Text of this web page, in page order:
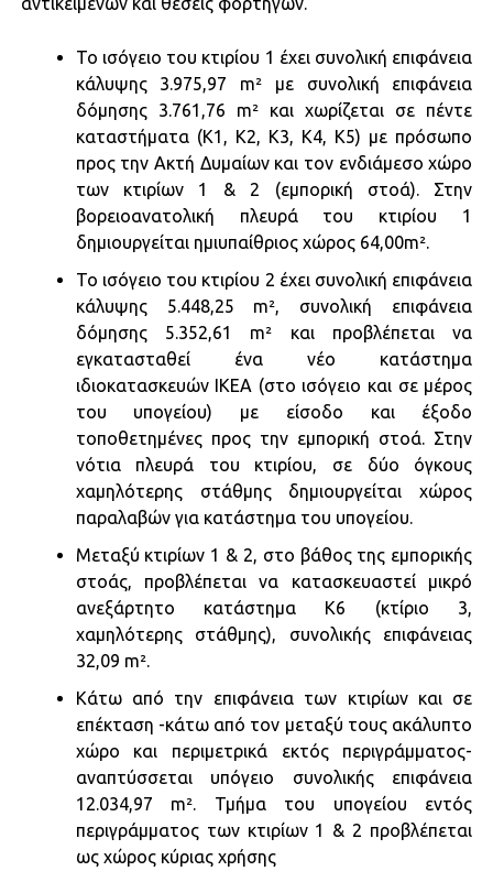
Το ισόγειο του κτιρίου 1 έχει συνολική επιφάνεια
κάλυψης 3.975,97 m² με συνολική επιφάνεια
δόμησης 3.761,76 m² και χωρίζεται σε πέντε
καταστήματα (Κ1, Κ2, Κ3, Κ4, Κ5) με πρόσωπο
προς την Ακτή Δυμαίων και τον ενδιάμεσο χώρο
των κτιρίων 1 & 2 (εμπορική στοά). Στην
βορειοανατολική πλευρά του κτιρίου 1
δημιουργείται ημιυπαίθριος χώρος 64,00m².
Το ισόγειο του κτιρίου 2 έχει συνολική επιφάνεια
κάλυψης 5.448,25 m², συνολική επιφάνεια
δόμησης 5.352,61 m² και προβλέπεται να
εγκατασταθεί ένα νέο κατάστημα
ιδιοκατασκευών ΙΚΕΑ (στο ισόγειο και σε μέρος
του υπογείου) με είσοδο και έξοδο
τοποθετημένες προς την εμπορική στοά. Στην
νότια πλευρά του κτιρίου, σε δύο όγκους
χαμηλότερης στάθμης δημιουργείται χώρος
παραλαβών για κατάστημα του υπογείου.
Μεταξύ κτιρίων 1 & 2, στο βάθος της εμπορικής
στοάς, προβλέπεται να κατασκευαστεί μικρό
ανεξάρτητο κατάστημα Κ6 (κτίριο 3,
χαμηλότερης στάθμης), συνολικής επιφάνειας
32,09 m².
Κάτω από την επιφάνεια των κτιρίων και σε
επέκταση -κάτω από τον μεταξύ τους ακάλυπτο
χώρο και περιμετρικά εκτός περιγράμματος-
αναπτύσσεται υπόγειο συνολικής επιφάνεια
12.034,97 m². Τμήμα του υπογείου εντός
περιγράμματος των κτιρίων 1 & 2 προβλέπεται
ως χώρος κύριας χρήσης